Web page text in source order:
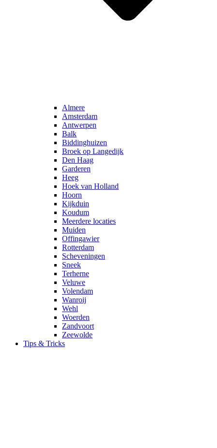
Almere
Amsterdam
Antwerpen
Balk
Biddinghuizen
Broek op Langedijk
Den Haag
Garderen
Heeg
Hoek van Holland
Hoorn
Kijkduin
Koudum
Meerdere locaties
Muiden
Offingawier
Rotterdam
Scheveningen
Sneek
Terherne
Veluwe
Volendam
Wanroij
Wehl
Woerden
Zandvoort
Zeewolde
Tips & Tricks